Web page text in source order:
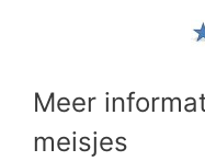
Meer
meisjes